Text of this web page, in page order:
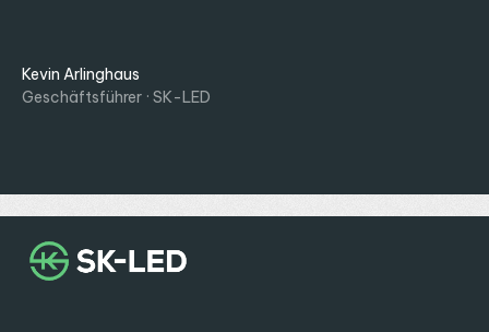
Kevin Arlinghaus
Geschäftsführer · SK-LED